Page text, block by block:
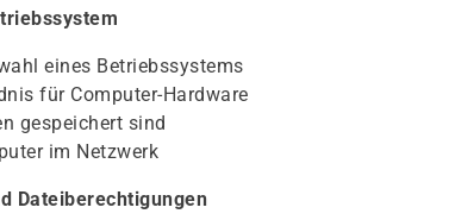
eines Betriebssystems
für Computer-Hardware
gespeichert sind
im Netzwerk
Dateiberechtigungen